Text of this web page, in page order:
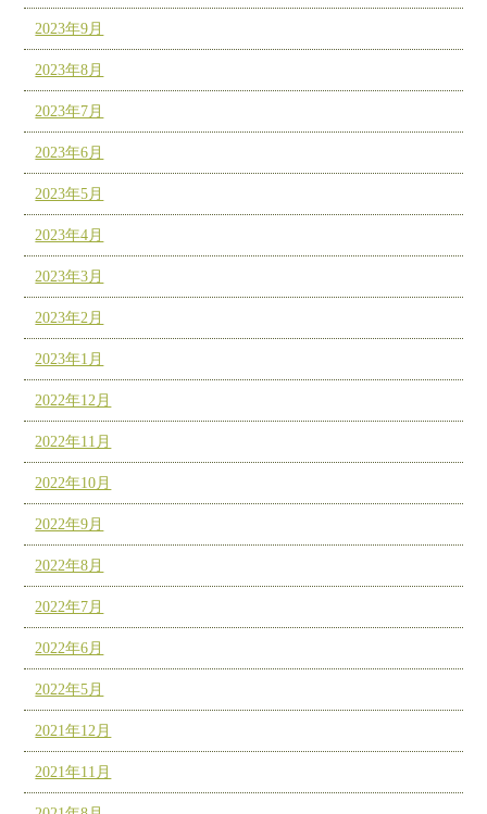
2023年9月
2023年8月
2023年7月
2023年6月
2023年5月
2023年4月
2023年3月
2023年2月
2023年1月
2022年12月
2022年11月
2022年10月
2022年9月
2022年8月
2022年7月
2022年6月
2022年5月
2021年12月
2021年11月